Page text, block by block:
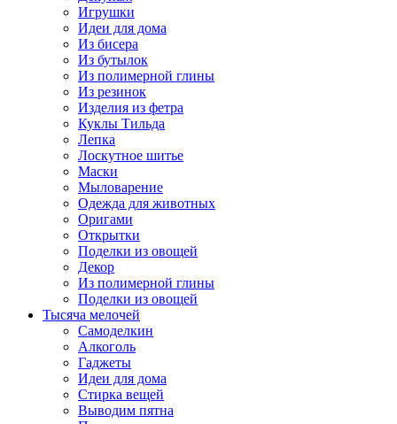
Игрушки
Идеи для дома
Из бисера
Из бутылок
Из полимерной глины
Из резинок
Изделия из фетра
Куклы Тильда
Лепка
Лоскутное шитье
Маски
Мыловарение
Одежда для животных
Оригами
Открытки
Поделки из овощей
Декор
Из полимерной глины
Поделки из овощей
Тысяча мелочей
Самоделкин
Алкоголь
Гаджеты
Идеи для дома
Стирка вещей
Выводим пятна